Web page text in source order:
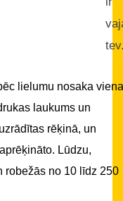
lielumu nosaka
laukums un
rēķinā, un
Lūdzu,
robežās no 10 līdz 250